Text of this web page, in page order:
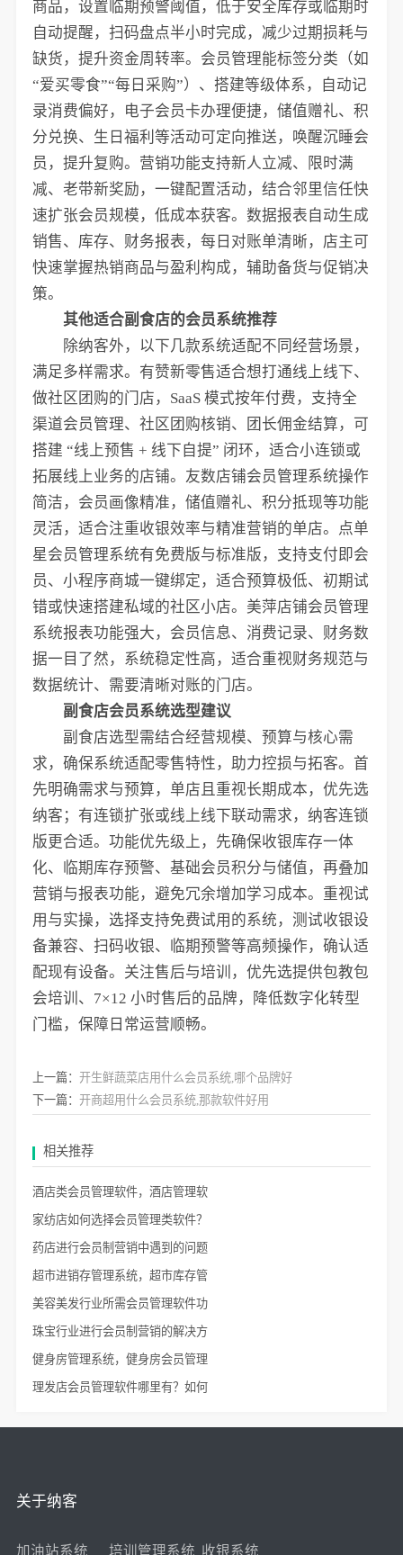
商品，设置临期预警阈值，低于安全库存或临期时
自动提醒，扫码盘点半小时完成，减少过期损耗与
缺货，提升资金周转率。会员管理能标签分类（如
“爱买零食”“每日采购”）、搭建等级体系，自动记
录消费偏好，电子会员卡办理便捷，储值赠礼、积
分兑换、生日福利等活动可定向推送，唤醒沉睡会
员，提升复购。营销功能支持新人立减、限时满
减、老带新奖励，一键配置活动，结合邻里信任快
速扩张会员规模，低成本获客。数据报表自动生成
销售、库存、财务报表，每日对账单清晰，店主可
快速掌握热销商品与盈利构成，辅助备货与促销决
策。
其他适合副食店的会员系统推荐
除纳客外，以下几款系统适配不同经营场景，
满足多样需求。有赞新零售适合想打通线上线下、
做社区团购的门店，SaaS 模式按年付费，支持全
渠道会员管理、社区团购核销、团长佣金结算，可
搭建 “线上预售 + 线下自提” 闭环，适合小连锁或
拓展线上业务的店铺。友数店铺会员管理系统操作
简洁，会员画像精准，储值赠礼、积分抵现等功能
灵活，适合注重收银效率与精准营销的单店。点单
星会员管理系统有免费版与标准版，支持支付即会
员、小程序商城一键绑定，适合预算极低、初期试
错或快速搭建私域的社区小店。美萍店铺会员管理
系统报表功能强大，会员信息、消费记录、财务数
据一目了然，系统稳定性高，适合重视财务规范与
数据统计、需要清晰对账的门店。
副食店会员系统选型建议
副食店选型需结合经营规模、预算与核心需
求，确保系统适配零售特性，助力控损与拓客。首
先明确需求与预算，单店且重视长期成本，优先选
纳客；有连锁扩张或线上线下联动需求，纳客连锁
版更合适。功能优先级上，先确保收银库存一体
化、临期库存预警、基础会员积分与储值，再叠加
营销与报表功能，避免冗余增加学习成本。重视试
用与实操，选择支持免费试用的系统，测试收银设
备兼容、扫码收银、临期预警等高频操作，确认适
配现有设备。关注售后与培训，优先选提供包教包
会培训、7×12 小时售后的品牌，降低数字化转型
门槛，保障日常运营顺畅。
上一篇： 开生鲜蔬菜店用什么会员系统,哪个品牌好
下一篇： 开商超用什么会员系统,那款软件好用
相关推荐
酒店类会员管理软件，酒店管理软
家纺店如何选择会员管理类软件？
药店进行会员制营销中遇到的问题
超市进销存管理系统，超市库存管
美容美发行业所需会员管理软件功
珠宝行业进行会员制营销的解决方
健身房管理系统，健身房会员管理
理发店会员管理软件哪里有？如何
关于纳客
加油站系统 培训管理系统 收银系统